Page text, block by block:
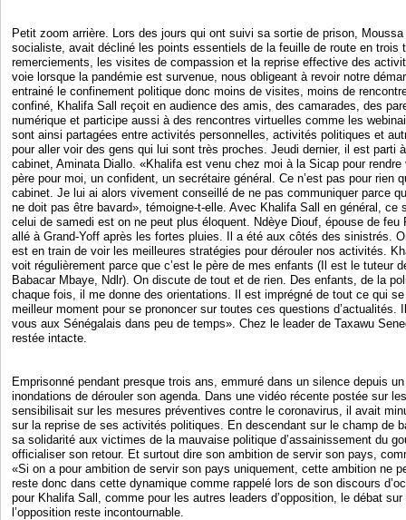
Petit zoom arrière. Lors des jours qui ont suivi sa sortie de prison,
socialiste, avait décliné les points essentiels de la feuille de route en trois
remerciements, les visites de compassion et la reprise effective des
voie lorsque la pandémie est survenue, nous obligeant à revoir notre
entrainé le confinement politique donc moins de visites, moins de
confiné, Khalifa Sall reçoit en audience des amis, des camarades, des
numérique et participe aussi à des rencontres virtuelles comme les
sont ainsi partagées entre activités personnelles, activités politiques et
pour aller voir des gens qui lui sont très proches. Jeudi dernier, il est parti
cabinet, Aminata Diallo. «Khalifa est venu chez moi à la Sicap pour
père pour moi, un confident, un secrétaire général. Ce n’est pas pour rien
cabinet. Je lui ai alors vivement conseillé de ne pas communiquer parce
ne doit pas être bavard», témoigne-t-elle. Avec Khalifa Sall en général, ce
celui de samedi est on ne peut plus éloquent. Ndèye Diouf, épouse de
allé à Grand-Yoff après les fortes pluies. Il a été aux côtés des sinistrés.
est en train de voir les meilleures stratégies pour dérouler nos activités.
voit régulièrement parce que c’est le père de mes enfants (Il est le tuteur
Babacar Mbaye, Ndlr). On discute de tout et de rien. Des enfants, de la
chaque fois, il me donne des orientations. Il est imprégné de tout ce qui
meilleur moment pour se prononcer sur toutes ces questions d’actualités.
vous aux Sénégalais dans peu de temps». Chez le leader de Taxawu
restée intacte.
Emprisonné pendant presque trois ans, emmuré dans un silence depuis
inondations de dérouler son agenda. Dans une vidéo récente postée sur
sensibilisait sur les mesures préventives contre le coronavirus, il avait
sur la reprise de ses activités politiques. En descendant sur le champ de
sa solidarité aux victimes de la mauvaise politique d’assainissement du
officialiser son retour. Et surtout dire son ambition de servir son pays,
«Si on a pour ambition de servir son pays uniquement, cette ambition ne
reste donc dans cette dynamique comme rappelé lors de son discours
pour Khalifa Sall, comme pour les autres leaders d’opposition, le débat
l’opposition reste incontournable.